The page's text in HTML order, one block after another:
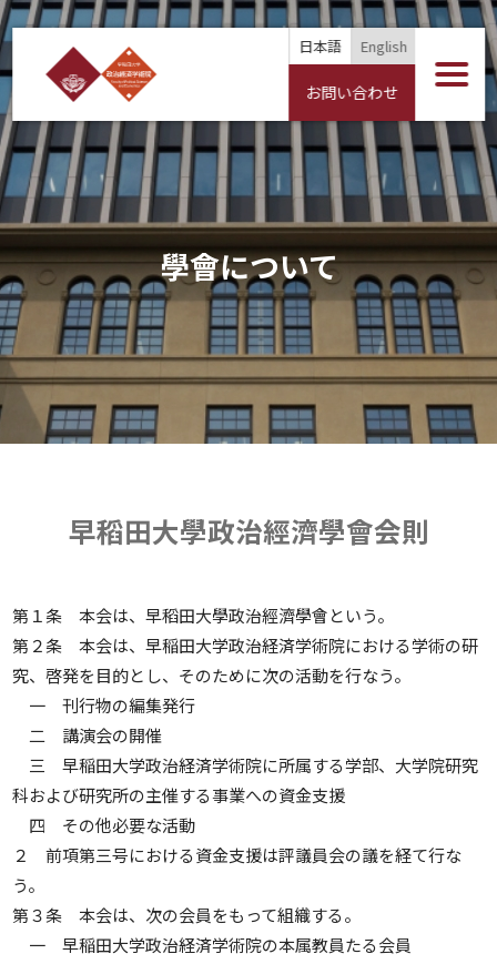
日本語 English
お問い合わせ
學會について
早稻田大學政治經濟學會会則
第１条 本会は、早稻田大學政治經濟學會という。
第２条 本会は、早稲田大学政治経済学術院における学術の研
究、啓発を目的とし、そのために次の活動を行なう。
一 刊行物の編集発行
二 講演会の開催
三 早稲田大学政治経済学術院に所属する学部、大学院研究
科および研究所の主催する事業への資金支援
四 その他必要な活動
２ 前項第三号における資金支援は評議員会の議を経て行な
う。
第３条 本会は、次の会員をもって組織する。
一 早稲田大学政治経済学術院の本属教員たる会員